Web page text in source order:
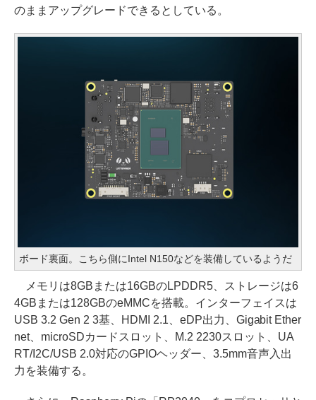
のままアップグレードできるとしている。
ボード裏面。こちら側にIntel N150などを装備しているようだ
メモリは8GBまたは16GBのLPDDR5、ストレージは6
4GBまたは128GBのeMMCを搭載。インターフェイスは
USB 3.2 Gen 2 3基、HDMI 2.1、eDP出力、Gigabit Ether
net、microSDカードスロット、M.2 2230スロット、UA
RT/I2C/USB 2.0対応のGPIOヘッダー、3.5mm音声入出
力を装備する。